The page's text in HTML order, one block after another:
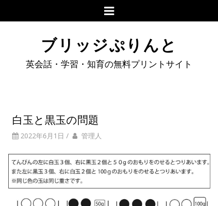
ブリッジぷりんと
英会話・学習・知育の無料プリントサイト
白玉と黒玉の問題
2022年6月1日 / 管理人